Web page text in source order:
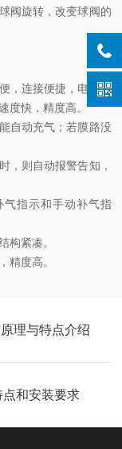
阀旋转，改变球阀的
，连接便捷，电源、
度快，精度高。
自动充气；若膜路没
则自动报警告知，
指示和手动补气指
紧凑。
度高。
理与特点介绍
和安装要求